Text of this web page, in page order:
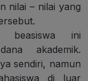
nilai – nilai yang
beasiswa ini
akademik.
sendiri, namun
di luar